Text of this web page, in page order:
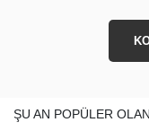
ŞU AN POPÜLER